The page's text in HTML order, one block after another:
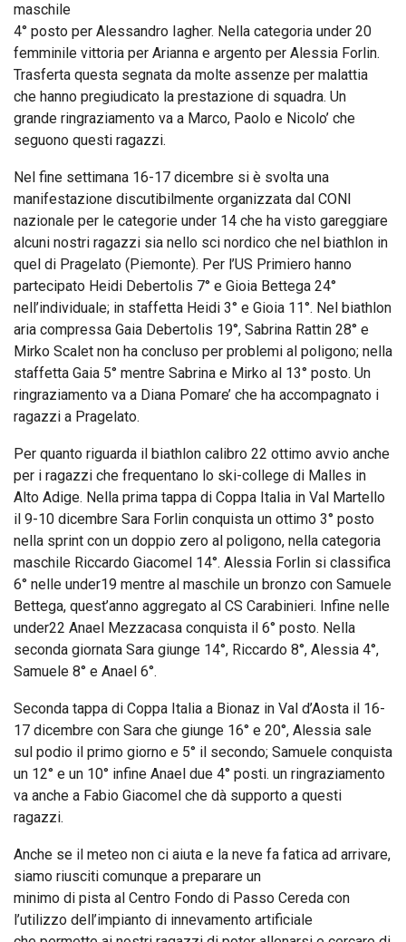
maschile
4° posto per Alessandro Iagher. Nella categoria under 20
femminile vittoria per Arianna e argento per Alessia Forlin.
Trasferta questa segnata da molte assenze per malattia
che hanno pregiudicato la prestazione di squadra. Un
grande ringraziamento va a Marco, Paolo e Nicolo’ che
seguono questi ragazzi.
Nel fine settimana 16-17 dicembre si è svolta una
manifestazione discutibilmente organizzata dal CONI
nazionale per le categorie under 14 che ha visto gareggiare
alcuni nostri ragazzi sia nello sci nordico che nel biathlon in
quel di Pragelato (Piemonte). Per l’US Primiero hanno
partecipato Heidi Debertolis 7° e Gioia Bettega 24°
nell’individuale; in staffetta Heidi 3° e Gioia 11°. Nel biathlon
aria compressa Gaia Debertolis 19°, Sabrina Rattin 28° e
Mirko Scalet non ha concluso per problemi al poligono; nella
staffetta Gaia 5° mentre Sabrina e Mirko al 13° posto. Un
ringraziamento va a Diana Pomare’ che ha accompagnato i
ragazzi a Pragelato.
Per quanto riguarda il biathlon calibro 22 ottimo avvio anche
per i ragazzi che frequentano lo ski-college di Malles in
Alto Adige. Nella prima tappa di Coppa Italia in Val Martello
il 9-10 dicembre Sara Forlin conquista un ottimo 3° posto
nella sprint con un doppio zero al poligono, nella categoria
maschile Riccardo Giacomel 14°. Alessia Forlin si classifica
6° nelle under19 mentre al maschile un bronzo con Samuele
Bettega, quest’anno aggregato al CS Carabinieri. Infine nelle
under22 Anael Mezzacasa conquista il 6° posto. Nella
seconda giornata Sara giunge 14°, Riccardo 8°, Alessia 4°,
Samuele 8° e Anael 6°.
Seconda tappa di Coppa Italia a Bionaz in Val d’Aosta il 16-
17 dicembre con Sara che giunge 16° e 20°, Alessia sale
sul podio il primo giorno e 5° il secondo; Samuele conquista
un 12° e un 10° infine Anael due 4° posti. un ringraziamento
va anche a Fabio Giacomel che dà supporto a questi
ragazzi.
Anche se il meteo non ci aiuta e la neve fa fatica ad arrivare,
siamo riusciti comunque a preparare un
minimo di pista al Centro Fondo di Passo Cereda con
l’utilizzo dell’impianto di innevamento artificiale